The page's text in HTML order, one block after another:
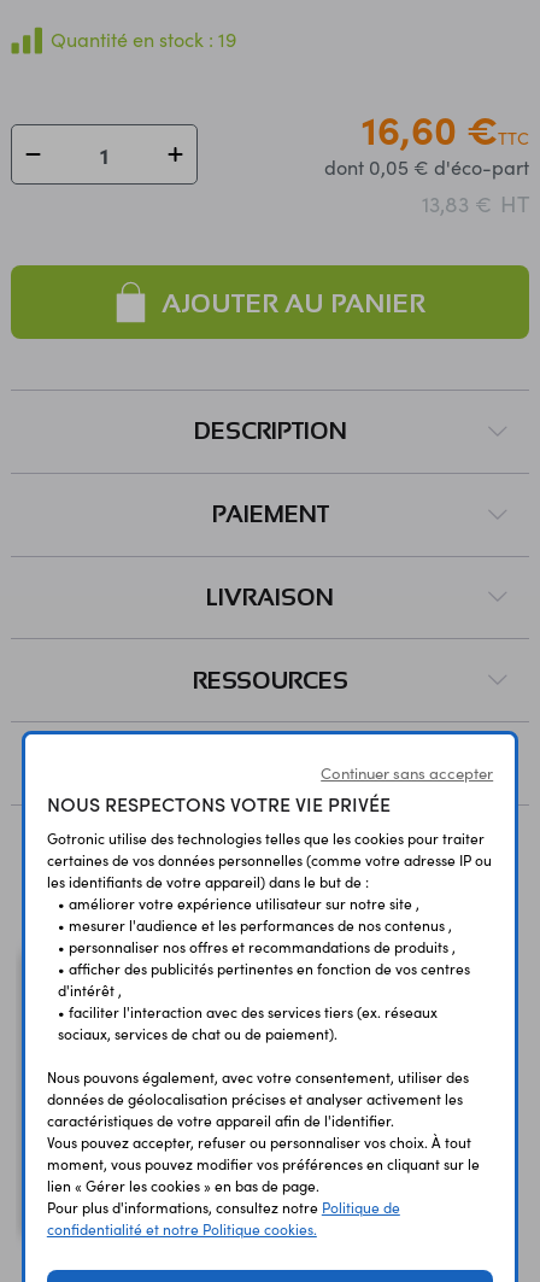
Quantité en stock : 19
16,60 €TTC
dont 0,05 € d'éco-part
13,83 € HT
AJOUTER AU PANIER
DESCRIPTION
PAIEMENT
LIVRAISON
RESSOURCES
Vous avez déja consulté
Dongle Bluetooth CSR
4.0
Continuer sans accepter
NOUS RESPECTONS VOTRE VIE PRIVÉE
Gotronic utilise des technologies telles que les cookies pour traiter
certaines de vos données personnelles (comme votre adresse IP ou
les identifiants de votre appareil) dans le but de :
• améliorer votre expérience utilisateur sur notre site ,
• mesurer l'audience et les performances de nos contenus ,
• personnaliser nos offres et recommandations de produits ,
• afficher des publicités pertinentes en fonction de vos centres
d'intérêt ,
• faciliter l'interaction avec des services tiers (ex. réseaux
sociaux, services de chat ou de paiement).
Nous pouvons également, avec votre consentement, utiliser des
données de géolocalisation précises et analyser activement les
caractéristiques de votre appareil afin de l'identifier.
Vous pouvez accepter, refuser ou personnaliser vos choix. À tout
moment, vous pouvez modifier vos préférences en cliquant sur le
lien « Gérer les cookies » en bas de page.
Pour plus d'informations, consultez notre Politique de
confidentialité et notre Politique cookies.